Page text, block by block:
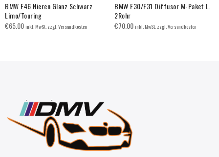
BMW E46 Nieren Glanz Schwarz
Limo/Touring
€65.00inkl. MwSt. zzgl. Versandkosten
BMW F30/F31 Diffusor M-Paket L.
2Rohr
€70.00inkl. MwSt. zzgl. Versandkosten